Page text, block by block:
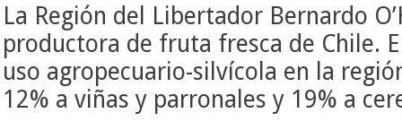
La Región del Libertador Bernardo
productora de fruta fresca de Chile.
uso agropecuario-silvícola en la
12% a viñas y parronales y 19% a